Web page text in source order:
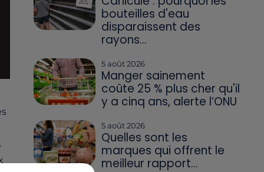
bouteilles d'eau
disparaissent des
rayons...
5 août 2026
Manger sainement
coûte 25 % plus cher qu'il
y a cinq ans, alerte l’ONU
5 août 2026
Quelles sont les
marques qui offrent le
meilleur rapport...